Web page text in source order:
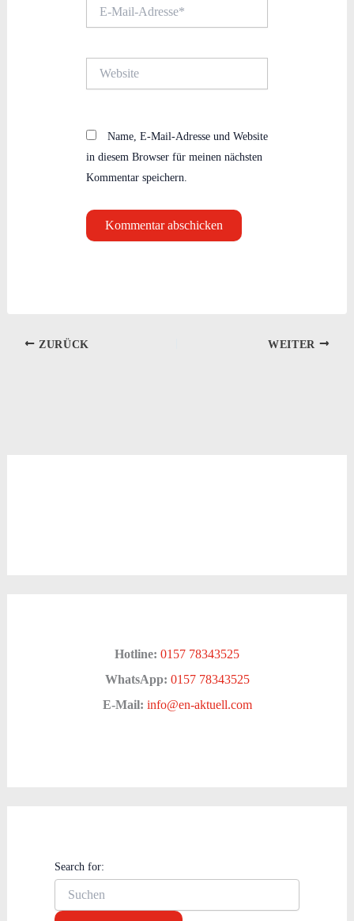
Mail-
Name, E-Mail-Adresse und Website
in diesem Browser für meinen nächsten
Kommentar speichern.
ZURÜCK WEITER
Hotline: 0157 78343525
WhatsApp: 0157 78343525
E-Mail: info@en-aktuell.com
Search for: